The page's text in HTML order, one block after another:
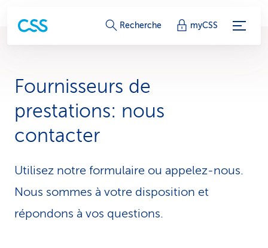
L
s
e
s
e
Recherche myCSS
Fournisseurs de
prestations: nous
contacter
Utilisez notre formulaire ou appelez-nous.
Nous sommes à votre disposition et
répondons à vos questions.